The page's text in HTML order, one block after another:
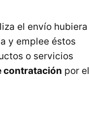
el envío hubiera
y emplee éstos
o servicios
contratación por el